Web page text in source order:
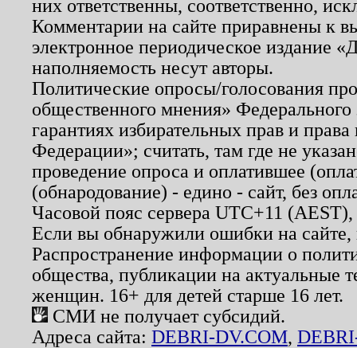
них ответственны, соответственно,
Комментарии на сайте приравнены к
электронное периодическое издание
наполняемость несут авторы.
Политические опросы/голосования
общественного мнения»
гарантиях избирательных прав и
Федерации»; считать, там где не
проведение опроса и оплатившее
(обнародование) - едино - сайт, без
Часовой пояс сервера UTC+11
Если вы обнаружили ошибки на
Распространение информации о
общества, публикации на актуальные
женщин. 16+ для детей старше 16 лет.
СМИ не получает субсидий.
Адреса сайта: DEBRI-DV.COM,